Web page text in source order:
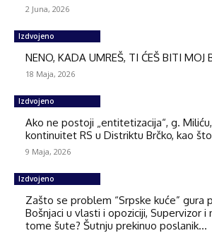
2 Juna, 2026
Izdvojeno
NENO, KADA UMREŠ, TI ĆEŠ BITI MOJ
18 Maja, 2026
Izdvojeno
Ako ne postoji „entitetizacija“, g.
kontinuitet RS u Distriktu Brčko, kao
9 Maja, 2026
Izdvojeno
Zašto se problem “Srpske kuće” gura
Bošnjaci u vlasti i opoziciji, Supervizor i
tome šute? Šutnju prekinuo poslanik...